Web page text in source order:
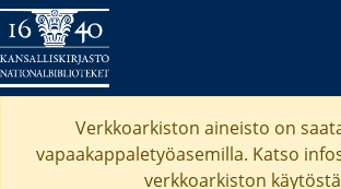
Verkkoarkiston aineisto on
vapaakappaletyöasemilla. Katso
verkkoarkiston